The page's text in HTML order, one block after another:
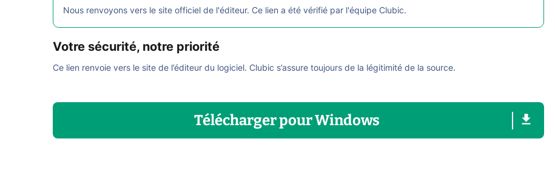
Nous renvoyons vers le site officiel de l'éditeur. Ce lien a été vérifié par l'équipe Clubic.
Votre sécurité, notre priorité
Ce lien renvoie vers le site de l’éditeur du logiciel. Clubic s’assure toujours de la légitimité de la source.
TéléchargerpourWindows